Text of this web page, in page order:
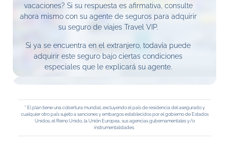
vacaciones? Si su respuesta es afirmativa, consulte
ahora mismo con su agente de seguros para adquirir
su seguro de viajes Travel VIP.
Si ya se encuentra en el extranjero, todavía puede
adquirir este seguro bajo ciertas condiciones
especiales que le explicará su agente.
* El plan tiene una cobertura mundial, excluyendo el país de residencia del asegurado y
cualquier otro país sujeto a sanciones y embargos establecidos por el gobierno de Estados
Unidos, el Reino Unido, la Unión Europea, sus agencias gubernamentales y/o
instrumentalidades.